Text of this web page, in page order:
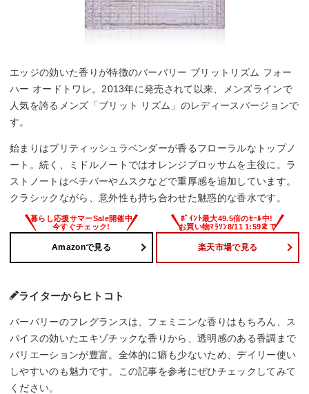
エッジの効いた香りが特徴のバーバリー ブリットリズム フォー
ハー オードトワレ。2013年に発売されて以来、メンズラインで
人気を誇るメンズ「ブリット リズム」のレディースバージョンで
す。
始まりはブリティッシュラベンダーが香るフローラルなトップノ
ート。続く、ミドルノートではオレンジブロッサムを主役に。ラ
ストノートはベチバーやムスクなどで重厚感を追加しています。
クラシックながら、意外性も持ち合わせた魅惑的な香水です。
Amazonで見る 楽天市場で見る
ライターからヒトコト
バーバリーのフレグランスは、フェミニンな香りはもちろん、ス
パイスの効いたエキゾチックな香りから、透明感のある香調まで
バリエーションが豊富。全体的に癖も少ないため、デイリー使い
しやすいのも魅力です。この記事を参考にぜひチェックしてみて
ください。